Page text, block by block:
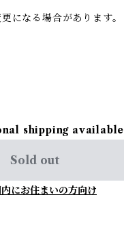
になる場合があります。
shipping available
Sold out
にお住まいの方向け